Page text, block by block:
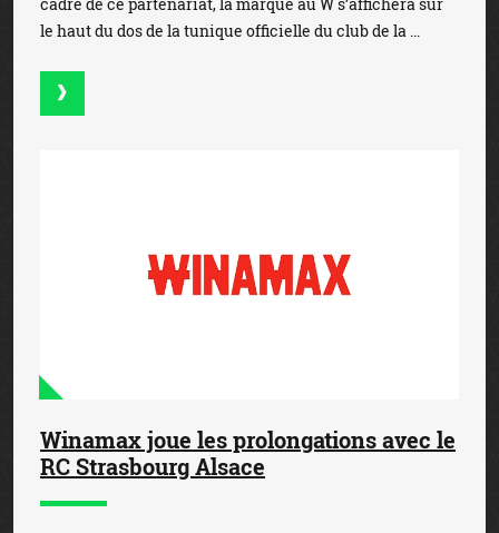
le haut du dos de la tunique officielle du club de la ...
Winamax joue les prolongations avec le
RC Strasbourg Alsace